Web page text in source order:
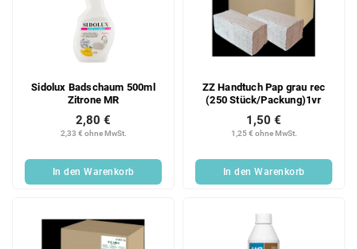
Sidolux Badschaum 500ml
Zitrone MR
2,33 € ohne MwSt.
2,80 €
In den Warenkorb
ZZ Handtuch Pap grau rec
(250 Stück/Packung)1vr
1,25 € ohne MwSt.
1,50 €
In den Warenkorb